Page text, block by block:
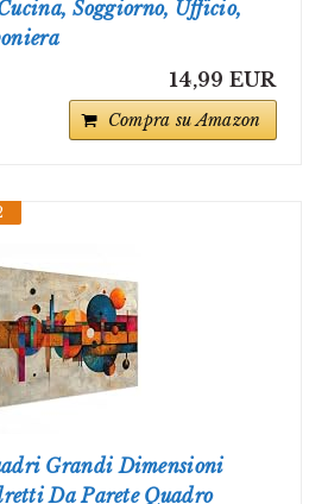
Soggiorno, Ufficio,
14,99 EUR
Compra su Amazon
Grandi Dimensioni
Da Parete Quadro